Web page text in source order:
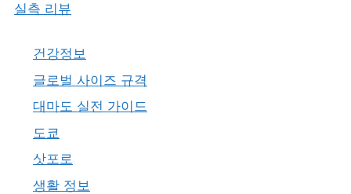
실측 리뷰
건강정보
글로벌 사이즈 규격
대마도 실전 가이드
도쿄
삿포로
생활 정보